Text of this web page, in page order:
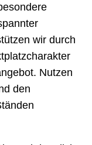
wir durch
Nutzen
den